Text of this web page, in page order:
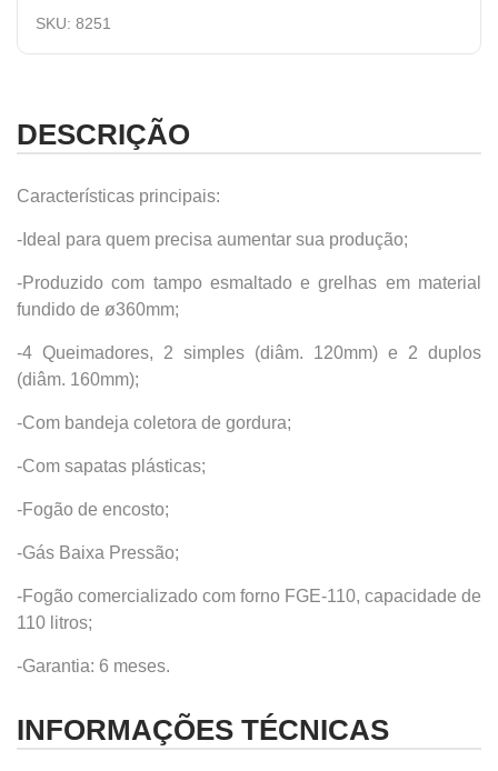
SKU: 8251
DESCRIÇÃO
Características principais:
-Ideal para quem precisa aumentar sua produção;
-Produzido com tampo esmaltado e grelhas em material
fundido de ø360mm;
-4 Queimadores, 2 simples (diâm. 120mm) e 2 duplos
(diâm. 160mm);
-Com bandeja coletora de gordura;
-Com sapatas plásticas;
-Fogão de encosto;
-Gás Baixa Pressão;
-Fogão comercializado com forno FGE-110, capacidade de
110 litros;
-Garantia: 6 meses.
INFORMAÇÕES TÉCNICAS